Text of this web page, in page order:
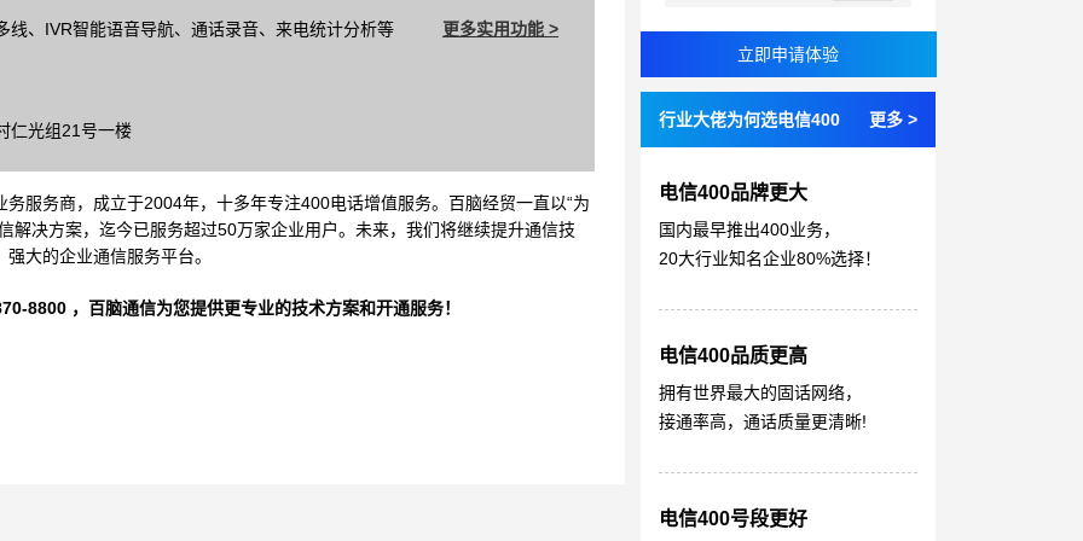
、IVR智能语音导航、通话录音、来电统计分析等 更多实用功能 >
仁光组21号一楼
服务商，成立于2004年，十多年专注400电话增值服务。百脑经贸一直以“为
解决方案，迄今已服务超过50万家企业用户。未来，我们将继续提升通信技
大的企业通信服务平台。
8800 ， 百脑通信为您提供更专业的技术方案和开通服务！
行业大佬为何选电信400 更多 >
电信400品牌更大
国内最早推出400业务，
20大行业知名企业80%选择！
电信400品质更高
拥有世界最大的固话网络，
接通率高，通话质量更清晰!
电信400号段更好